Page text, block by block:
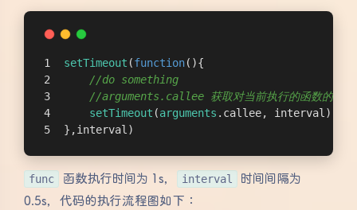
setTimeout (function( ){
//do something
//arguments.callee 获取对当前执行的函数的引用
setTimeout (arguments .callee, interval);
},interval)
func 函数执行时间为 1s， interval
时间间隔为
0.5s，代码的执行流程图如下：